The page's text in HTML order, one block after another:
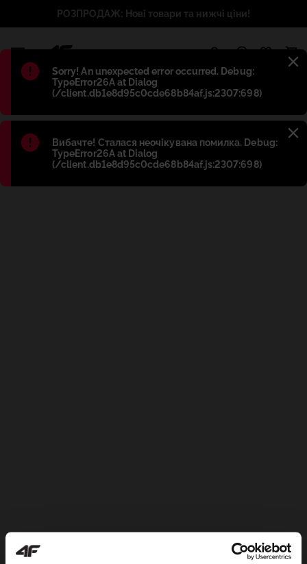
Błąd:
Sorry! An unexpected error occurred. Debug:
TypeError26A at Dialog
(/client.db1e8d95c0cde68b84af.js:2307:698)
Błąd:
Вибачте! Сталася неочікувана помилка. Debug:
TypeError26A at Dialog
(/client.db1e8d95c0cde68b84af.js:2307:698)
РОЗПРОДАЖ: Нові товари та нижчі ціни!